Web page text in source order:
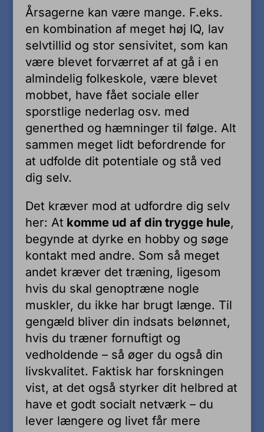
Årsagerne kan være mange. F.eks.
en kombination af meget høj IQ, lav
selvtillid og stor sensivitet, som kan
være blevet forværret af at gå i en
almindelig folkeskole, være blevet
mobbet, have fået sociale eller
sporstlige nederlag osv. med
generthed og hæmninger til følge. Alt
sammen meget lidt befordrende for
at udfolde dit potentiale og stå ved
dig selv.
Det kræver mod at udfordre dig selv
her: At komme ud af din trygge hule,
begynde at dyrke en hobby og søge
kontakt med andre. Som så meget
andet kræver det træning, ligesom
hvis du skal genoptræne nogle
muskler, du ikke har brugt længe. Til
gengæld bliver din indsats belønnet,
hvis du træner fornuftigt og
vedholdende – så øger du også din
livskvalitet. Faktisk har forskningen
vist, at det også styrker dit helbred at
have et godt socialt netværk – du
lever længere og livet får mere